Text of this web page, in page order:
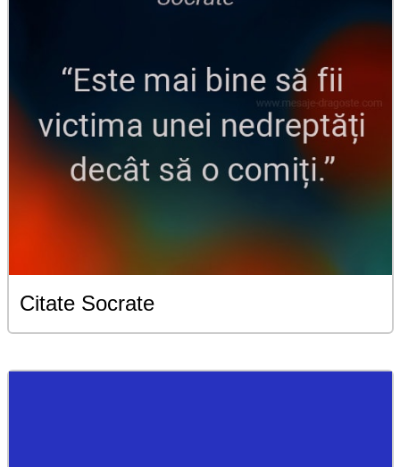
Citate Socrate